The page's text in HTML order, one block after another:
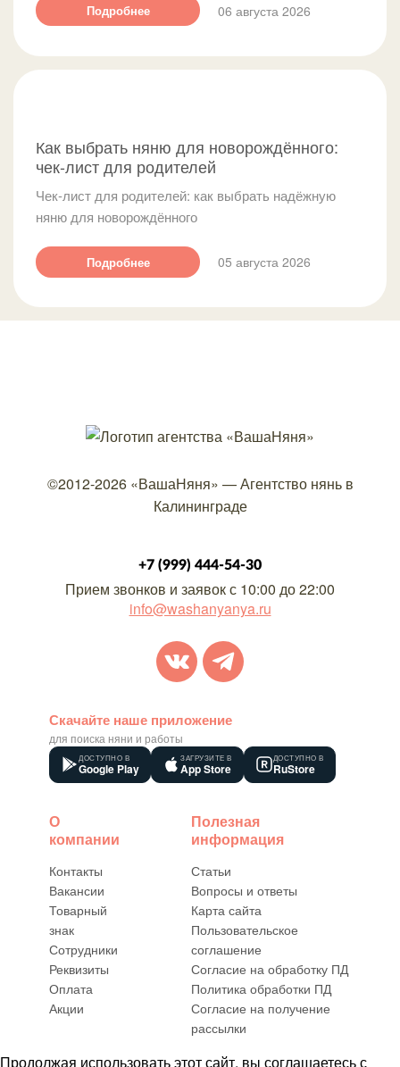
Подробнее 06 августа 2026
Как выбрать няню для новорождённого:
чек-лист для родителей
Чек-лист для родителей: как выбрать надёжную
няню для новорождённого
Подробнее 05 августа 2026
©2012-2026 «ВашаНяня» —Агентство нянь в
Калининграде
+7 (999) 444-54-30
Прием звонков и заявок с 10:00 до 22:00
info@washanyanya.ru
Скачайте наше приложение
для поиска няни и работы
ДОСТУПНО В
Google Play
ЗАГРУЗИТЕ В
App Store
ДОСТУПНО В
RuStore
О
компании
Контакты
Вакансии
Товарный
знак
Сотрудники
Реквизиты
Оплата
Акции
Полезная
информация
Статьи
Вопросы и ответы
Карта сайта
Пользовательское
соглашение
Согласие на обработку ПД
Политика обработки ПД
Согласие на получение
рассылки
Продолжая использовать этот сайт, вы соглашаетесь с